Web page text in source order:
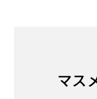
マス